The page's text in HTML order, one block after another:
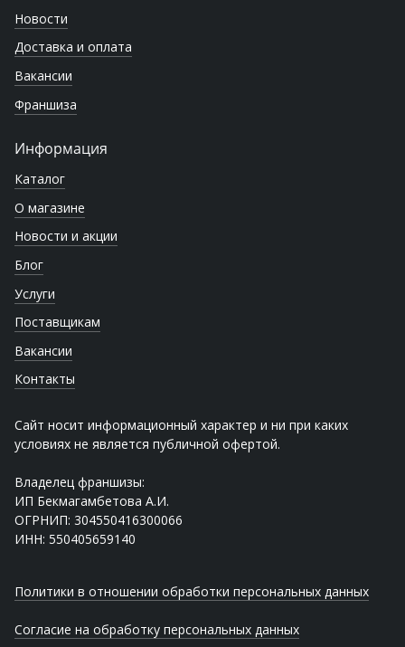
Новости
Доставка и оплата
Вакансии
Франшиза
Информация
Каталог
О магазине
Новости и акции
Блог
Услуги
Поставщикам
Вакансии
Контакты
Сайт носит информационный характер и ни при каких
условиях не является публичной офертой.
Владелец франшизы:
ИП Бекмагамбетова А.И.
ОГРНИП: 304550416300066
ИНН: 550405659140
Политики в отношении обработки персональных данных
Согласие на обработку персональных данных